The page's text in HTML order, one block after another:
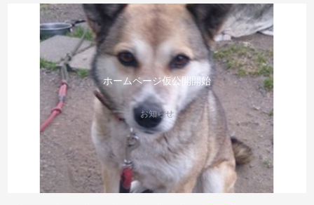
ホームページ仮公開開始
お知らせ